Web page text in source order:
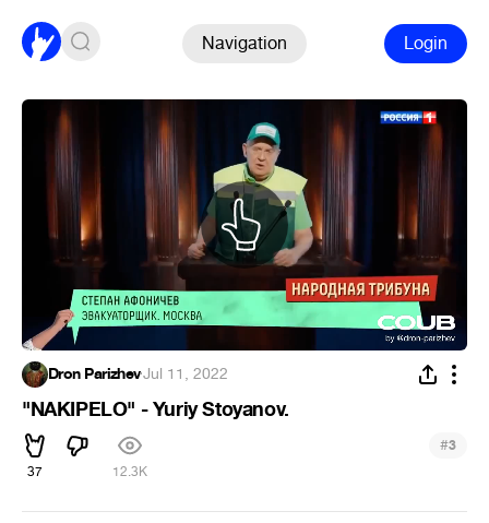
Navigation Login
Dron Parizhev·Jul 11, 2022
"NAKIPELO" - Yuriy Stoyanov.
37 12.3K
#3